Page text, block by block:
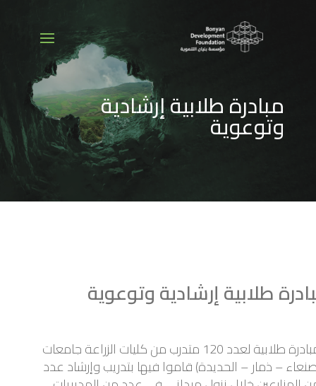
مبادرة طلابية إرشادية
وتوعوية
طلابية إرشادية وتوعوية
مبادرة طلابية لعدد 120 متدرب من كليات الزراعة جامعات
– ذمار – الحديدة) قاموا فيها بتدريب وإرشاد عدد